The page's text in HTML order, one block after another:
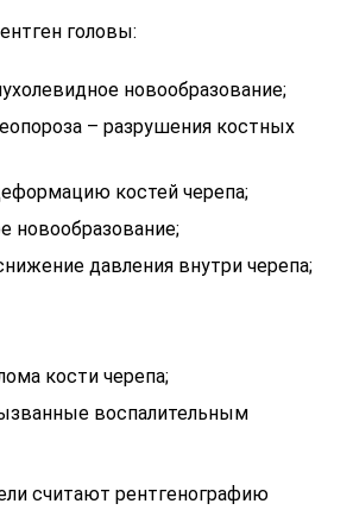
головы:
новообразование;
– разрушения костных
костей черепа;
новообразование;
давления внутри черепа;
кости черепа;
воспалительным
считают рентгенографию